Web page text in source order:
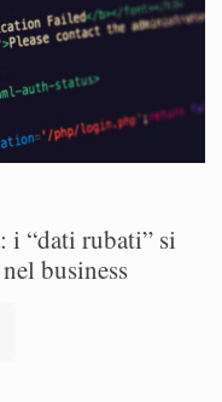
i “dati rubati” si
business